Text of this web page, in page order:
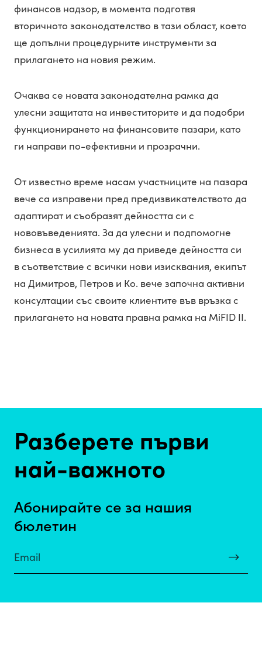
финансов надзор, в момента подготвя
вторичното законодателство в тази област, което
ще допълни процедурните инструменти за
прилагането на новия режим.
Очаква се новата законодателна рамка да
улесни защитата на инвеститорите и да подобри
функционирането на финансовите пазари, като
ги направи по-ефективни и прозрачни.
От известно време насам участниците на пазара
вече са изправени пред предизвикателството да
адаптират и съобразят дейността си с
нововъведенията. За да улесни и подпомогне
бизнеса в усилията му да приведе дейността си
в съответствие с всички нови изисквания, екипът
на Димитров, Петров и Ко. вече започна активни
консултации със своите клиентите във връзка с
прилагането на новата правна рамка на MiFID II.
Разберете първи
най-важното
Абонирайте се за нашия
бюлетин